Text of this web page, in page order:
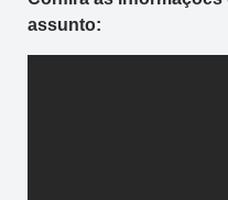
assunto: